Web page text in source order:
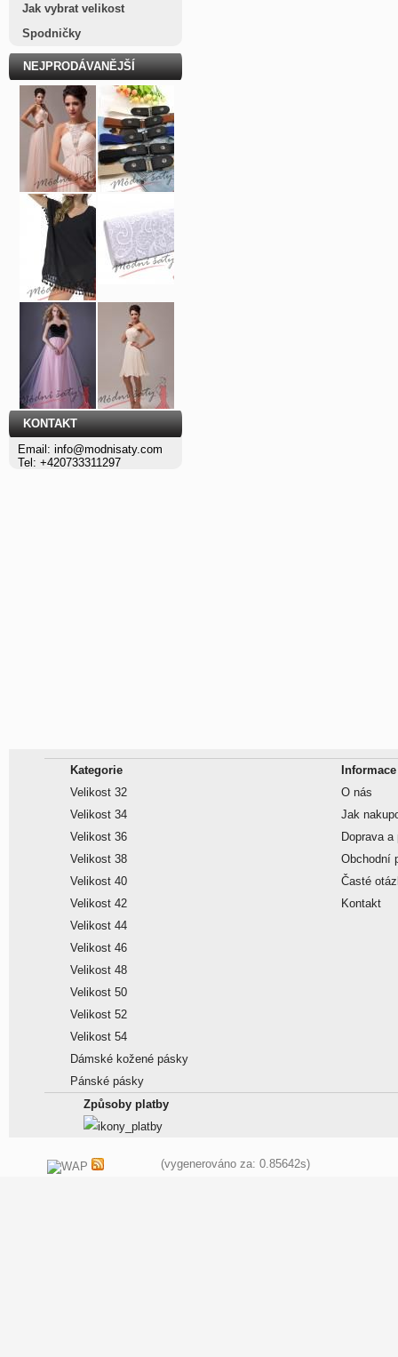
Jak vybrat velikost
Spodničky
NEJPRODÁVANĚJŠÍ
KONTAKT
Email: info@modnisaty.com
Tel: +420733311297
Kategorie
Velikost 32
Velikost 34
Velikost 36
Velikost 38
Velikost 40
Velikost 42
Velikost 44
Velikost 46
Velikost 48
Velikost 50
Velikost 52
Velikost 54
Dámské kožené pásky
Pánské pásky
Informace
O nás
Jak
Doprava a
Obchodní
Časté
Kontakt
Způsoby platby
(vygenerováno za: 0.85642s)